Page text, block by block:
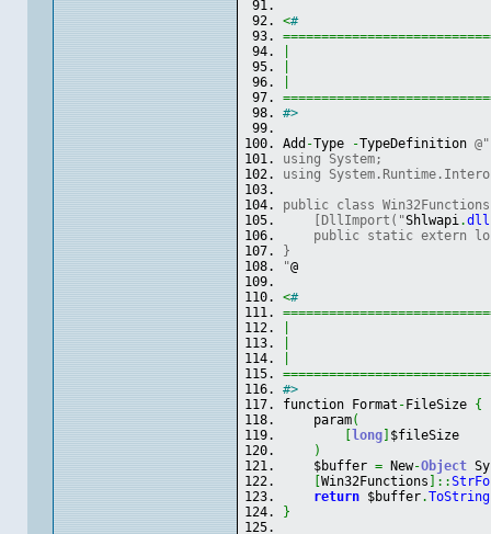
<#
#>
Add -Type -TypeDefinition @"
using System;
using
public class
[DllImport("Shlwapi.dll
public static extern long
}
"@
<#
#>
function Format - FileSize {
param(
long] $fileSize
)
$buffer = New-Object
Win32Functions ::
return $buffer.ToString
}